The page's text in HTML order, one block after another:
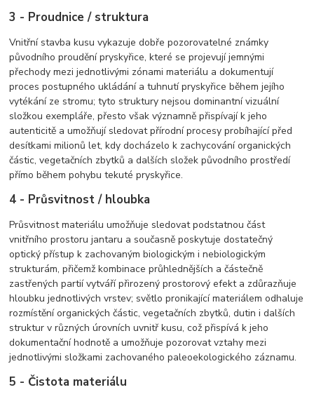
3 - Proudnice / struktura
Vnitřní stavba kusu vykazuje dobře pozorovatelné známky
původního proudění pryskyřice, které se projevují jemnými
přechody mezi jednotlivými zónami materiálu a dokumentují
proces postupného ukládání a tuhnutí pryskyřice během jejího
vytékání ze stromu; tyto struktury nejsou dominantní vizuální
složkou exempláře, přesto však významně přispívají k jeho
autenticitě a umožňují sledovat přírodní procesy probíhající před
desítkami milionů let, kdy docházelo k zachycování organických
částic, vegetačních zbytků a dalších složek původního prostředí
přímo během pohybu tekuté pryskyřice.
4 - Průsvitnost / hloubka
Průsvitnost materiálu umožňuje sledovat podstatnou část
vnitřního prostoru jantaru a současně poskytuje dostatečný
optický přístup k zachovaným biologickým i nebiologickým
strukturám, přičemž kombinace průhlednějších a částečně
zastřených partií vytváří přirozený prostorový efekt a zdůrazňuje
hloubku jednotlivých vrstev; světlo pronikající materiálem odhaluje
rozmístění organických částic, vegetačních zbytků, dutin i dalších
struktur v různých úrovních uvnitř kusu, což přispívá k jeho
dokumentační hodnotě a umožňuje pozorovat vztahy mezi
jednotlivými složkami zachovaného paleoekologického záznamu.
5 - Čistota materiálu